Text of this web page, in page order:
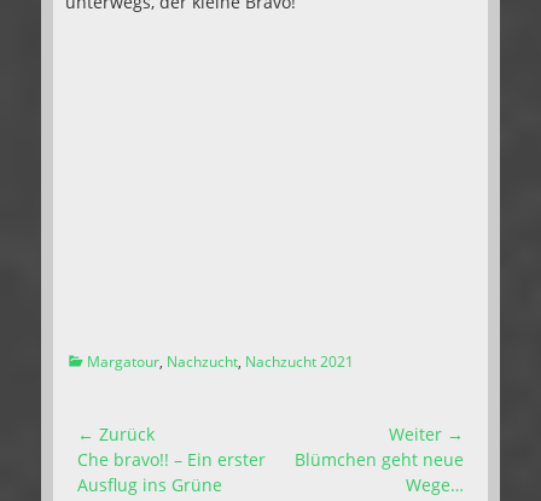
Kategorien
Margatour, Nachzucht, Nachzucht 2021
Beitragsnavigation
← Zurück
Vorhergehender
Beitrag:
Che bravo!! – Ein erster
Ausflug ins Grüne
Weiter →
Nächster
Blümchen geht neue
Wege…